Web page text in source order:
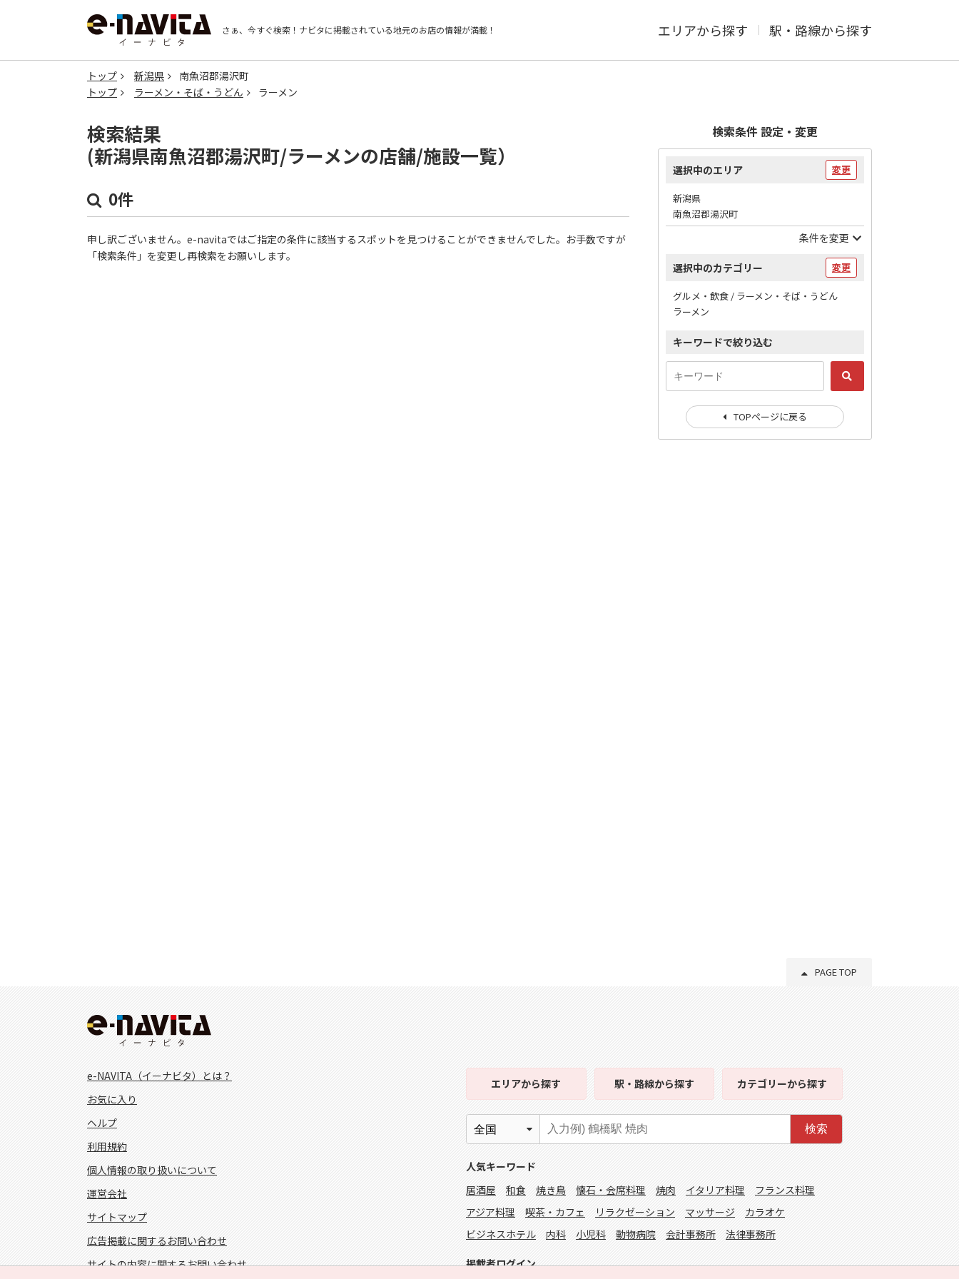
さぁ、今すぐ検索！ ナビタに掲載されている地元のお店の情報が満載！ エリアから探す 駅・路線から探す
トップ 新潟県
南魚沼郡湯沢町
トップ
ラーメン・そば・うどん ラーメン
検索結果
(新潟県南魚沼郡湯沢町/ラーメンの店舗/施設一覧）
0件
申し訳ございません。e-navitaではご指定の条件に該当するスポットを見つけることができませんでした。お手数ですが
「検索条件」を変更し再検索をお願いします。
検索条件 設定・変更
選択中のエリア 変更
新潟県
南魚沼郡湯沢町
条件を変更
選択中のカテゴリー 変更
グルメ・飲食 / ラーメン・そば・うどん
ラーメン
キーワードで絞り込む
TOPページに戻る
PAGE TOP
e-NAVITA（イーナビタ）とは？
お気に入り
ヘルプ
利用規約
個人情報の取り扱いについて
運営会社
サイトマップ
広告掲載に関するお問い合わせ
サイトの内容に関するお問い合わせ
エリアから探す 駅・路線から探す カテゴリーから探す
検索
人気キーワード
居酒屋
和食 焼き鳥 懐石・会席料理 焼肉 イタリア料理
フランス料理
アジア料理
喫茶・カフェ リラクゼーション マッサージ
カラオケ
ビジネスホテル
内科 小児科 動物病院 会計事務所 法律事務所
掲載者ログイン